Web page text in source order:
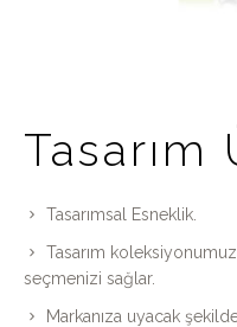
Tasarım
Tasarımsal Esneklik.
Tasarım
seçmenizi sağlar.
Markanıza uyacak